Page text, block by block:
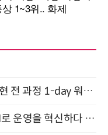
UX 기획·DESIGN.md 설계·AI 구현 전 과정 1-day 워크숍 with Claude Code·Codex 9월 15일 개최
[올쇼TV] AI 인프라를 관측하고, AI로 운영을 혁신하다 (8월 11일 생방송)